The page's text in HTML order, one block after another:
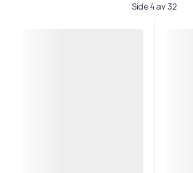
Side 4 av 32